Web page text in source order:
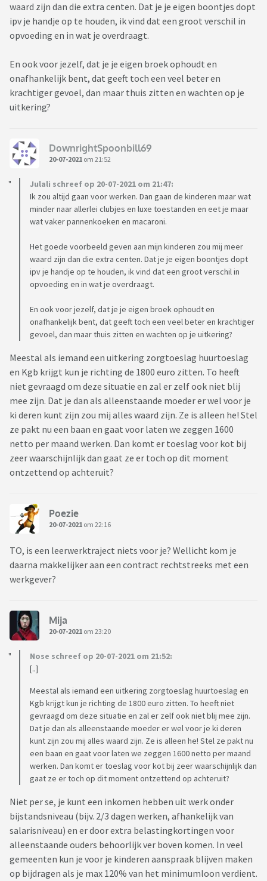
waard zijn dan die extra centen. Dat je je eigen boontjes dopt
ipv je handje op te houden, ik vind dat een groot verschil in
opvoeding en in wat je overdraagt.
En ook voor jezelf, dat je je eigen broek ophoudt en
onafhankelijk bent, dat geeft toch een veel beter en
krachtiger gevoel, dan maar thuis zitten en wachten op je
uitkering?
DownrightSpoonbill69
20-07-2021 om 21:52
Julali schreef op 20-07-2021 om 21:47:
Ik zou altijd gaan voor werken. Dan gaan de kinderen maar wat
minder naar allerlei clubjes en luxe toestanden en eet je maar
wat vaker pannenkoeken en macaroni.
Het goede voorbeeld geven aan mijn kinderen zou mij meer
waard zijn dan die extra centen. Dat je je eigen boontjes dopt
ipv je handje op te houden, ik vind dat een groot verschil in
opvoeding en in wat je overdraagt.
En ook voor jezelf, dat je je eigen broek ophoudt en
onafhankelijk bent, dat geeft toch een veel beter en krachtiger
gevoel, dan maar thuis zitten en wachten op je uitkering?
Meestal als iemand een uitkering zorgtoeslag huurtoeslag
en Kgb krijgt kun je richting de 1800 euro zitten. To heeft
niet gevraagd om deze situatie en zal er zelf ook niet blij
mee zijn. Dat je dan als alleenstaande moeder er wel voor je
ki deren kunt zijn zou mij alles waard zijn. Ze is alleen he! Stel
ze pakt nu een baan en gaat voor laten we zeggen 1600
netto per maand werken. Dan komt er toeslag voor kot bij
zeer waarschijnlijk dan gaat ze er toch op dit moment
ontzettend op achteruit?
Poezie
20-07-2021 om 22:16
TO, is een leerwerktraject niets voor je? Wellicht kom je
daarna makkelijker aan een contract rechtstreeks met een
werkgever?
Mija
20-07-2021 om 23:20
Nose schreef op 20-07-2021 om 21:52:
[..]
Meestal als iemand een uitkering zorgtoeslag huurtoeslag en
Kgb krijgt kun je richting de 1800 euro zitten. To heeft niet
gevraagd om deze situatie en zal er zelf ook niet blij mee zijn.
Dat je dan als alleenstaande moeder er wel voor je ki deren
kunt zijn zou mij alles waard zijn. Ze is alleen he! Stel ze pakt nu
een baan en gaat voor laten we zeggen 1600 netto per maand
werken. Dan komt er toeslag voor kot bij zeer waarschijnlijk dan
gaat ze er toch op dit moment ontzettend op achteruit?
Niet per se, je kunt een inkomen hebben uit werk onder
bijstandsniveau (bijv. 2/3 dagen werken, afhankelijk van
salarisniveau) en er door extra belastingkortingen voor
alleenstaande ouders behoorlijk ver boven komen. In veel
gemeenten kun je voor je kinderen aanspraak blijven maken
op bijdragen als je max 120% van het minimumloon verdient.